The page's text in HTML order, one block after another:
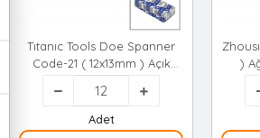
Tıtanıc Tools Doe Spanner
Code-21 ( 12x13mm ) Açık
Anahtar ( Drop Forged ) (
Double Open End Spaıner
)*12x40
Adet
)